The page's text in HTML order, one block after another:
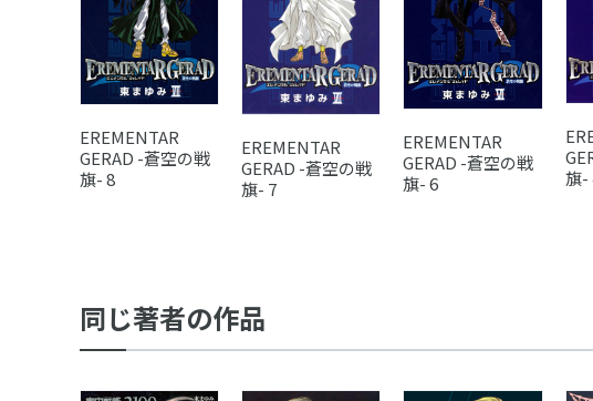
EREMENTAR
GERAD -蒼空の戦
旗- 8
EREMENTAR
GERAD -蒼空の戦
旗- 7
EREMENTAR
GERAD -蒼空の戦
旗- 6
旗-
同じ著者の作品